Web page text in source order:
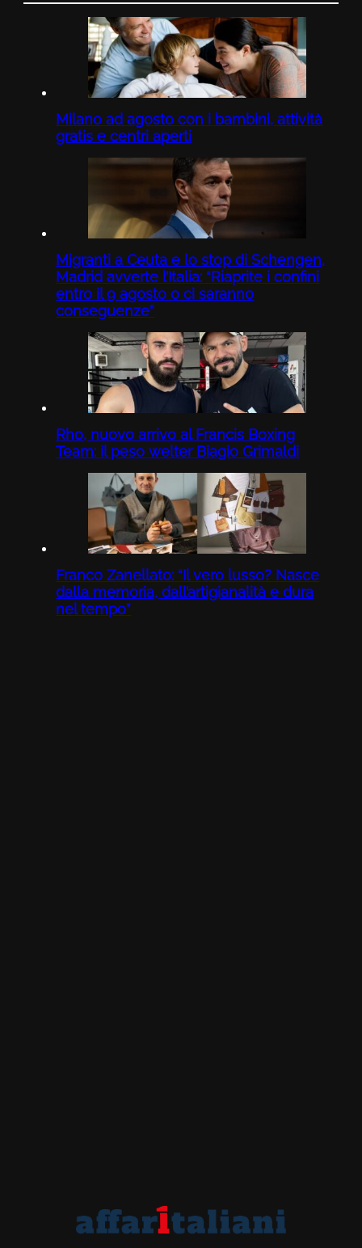
Milano ad agosto con i bambini, attività
gratis e centri aperti
Migranti a Ceuta e lo stop di Schengen,
Madrid avverte l’Italia: “Riaprite i confini
entro il 9 agosto o ci saranno
conseguenze”
Rho, nuovo arrivo al Francis Boxing
Team: il peso welter Biagio Grimaldi
Franco Zanellato: “Il vero lusso? Nasce
dalla memoria, dall’artigianalità e dura
nel tempo”